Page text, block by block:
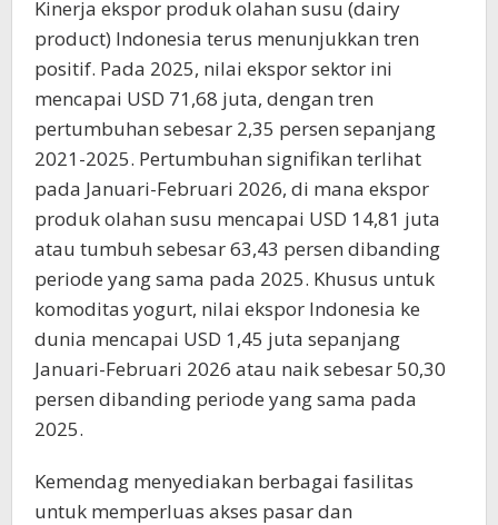
Kinerja ekspor produk olahan susu (dairy
product) Indonesia terus menunjukkan tren
positif. Pada 2025, nilai ekspor sektor ini
mencapai USD 71,68 juta, dengan tren
pertumbuhan sebesar 2,35 persen sepanjang
2021-2025. Pertumbuhan signifikan terlihat
pada Januari-Februari 2026, di mana ekspor
produk olahan susu mencapai USD 14,81 juta
atau tumbuh sebesar 63,43 persen dibanding
periode yang sama pada 2025. Khusus untuk
komoditas yogurt, nilai ekspor Indonesia ke
dunia mencapai USD 1,45 juta sepanjang
Januari-Februari 2026 atau naik sebesar 50,30
persen dibanding periode yang sama pada
2025.
Kemendag menyediakan berbagai fasilitas
untuk memperluas akses pasar dan